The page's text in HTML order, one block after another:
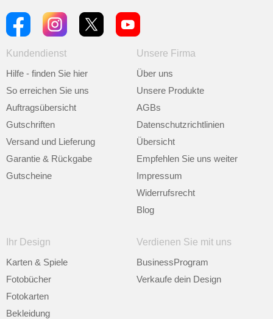
Kundendienst
Hilfe - finden Sie hier
So erreichen Sie uns
Auftragsübersicht
Gutschriften
Versand und Lieferung
Garantie & Rückgabe
Gutscheine
Unsere Firma
Über uns
Unsere Produkte
AGBs
Datenschutzrichtlinien
Übersicht
Empfehlen Sie uns weiter
Impressum
Widerrufsrecht
Blog
Ihr Design
Karten & Spiele
Fotobücher
Fotokarten
Bekleidung
Verdienen Sie mit uns
BusinessProgram
Verkaufe dein Design